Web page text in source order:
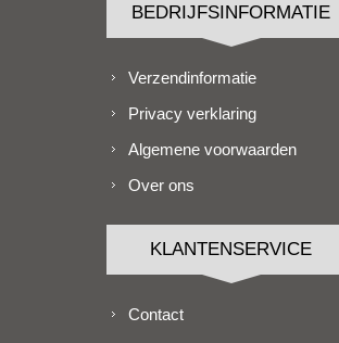
BEDRIJFSINFORMATIE
Verzendinformatie
Privacy verklaring
Algemene voorwaarden
Over ons
KLANTENSERVICE
Contact